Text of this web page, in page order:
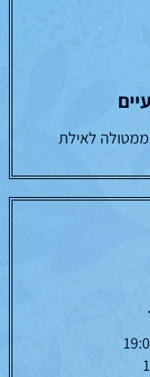
ממטולה לאילת